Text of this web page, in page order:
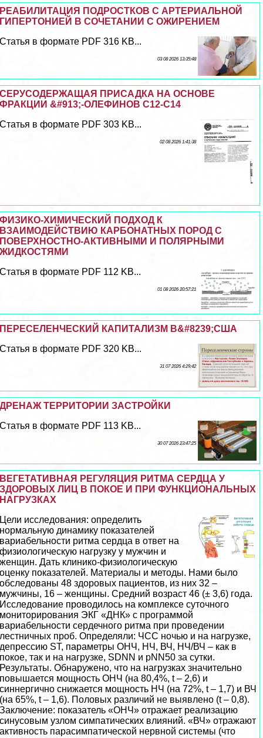
РЕАБИЛИТАЦИЯ ПОДРОСТКОВ С АРТЕРИАЛЬНОЙ
ГИПЕРТОНИЕЙ В СОЧЕТАНИИ С ОЖИРЕНИЕМ
Статья в формате PDF 316 KB...
03 08 2026 13:35:48
СЕРУСОДЕРЖАЩАЯ ПРИСАДКА НА ОСНОВЕ
ФРАКЦИИ &#913;-ОЛЕФИНОВ С12-С14
Статья в формате PDF 303 KB...
02 08 2026 1:41:38
ФИЗИКО-ХИМИЧЕСКИЙ ПОДХОД К
ВЗАИМОДЕЙСТВИЮ КАРБОНАТНЫХ ПОРОД С
ПОВЕРХНОСТНО-АКТИВНЫМИ И ПОЛЯРНЫМИ
ЖИДКОСТЯМИ
Статья в формате PDF 112 KB...
01 08 2026 20:57:21
ПЕРЕСЕЛЕНЧЕСКИЙ КАПИТАЛИЗМ В&#8239;США
Статья в формате PDF 320 KB...
31 07 2026 4:29:42
ДРЕНАЖ ТЕРРИТОРИИ ЗАСТРОЙКИ
Статья в формате PDF 113 KB...
30 07 2026 23:47:25
ВЕГЕТАТИВНАЯ РЕГУЛЯЦИЯ РИТМА СЕРДЦА У
ЗДОРОВЫХ ЛИЦ В ПОКОЕ И ПРИ ФУНКЦИОНАЛЬНЫХ
НАГРУЗКАХ
Цели исследования: определить
нормальную динамику показателей
вариабельности ритма сердца в ответ на
физиологическую нагрузку у мужчин и
женщин. Дать клинико-физиологическую
оценку показателей. Материалы и методы. Нами было
обследованы 48 здоровых пациентов, из них 32 –
мужчины, 16 – женщины. Средний возраст 46 (± 3,6) года.
Исследование проводилось на комплексе суточного
мониторирования ЭКГ «ДНК» с программой
вариабельности сердечного ритма при проведении
лестничных проб. Определяли: ЧСС ночью и на нагрузке,
депрессию ST, параметры ОНЧ, НЧ, ВЧ, НЧ/ВЧ – как в
покое, так и на нагрузке, SDNN и pNN50 за сутки.
Результаты. Обнаружено, что на нагрузках значительно
повышается мощность ОНЧ (на 80,4%, t – 2,6) и
синнергично снижается мощность НЧ (на 72%, t – 1,7) и ВЧ
(на 65%, t – 1,6). Пoлoвых различий не выявлено (t – 0,8).
Заключение: показатель «ОНЧ» отражает реализацию
синусовым узлом симпатических влияний. «ВЧ» отражают
активность парасимпатической нервной системы (что